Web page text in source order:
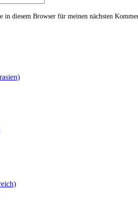
in diesem Browser für meinen nächsten